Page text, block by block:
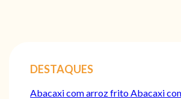
DESTAQUES
Abacaxi com arroz fritoAbacaxi